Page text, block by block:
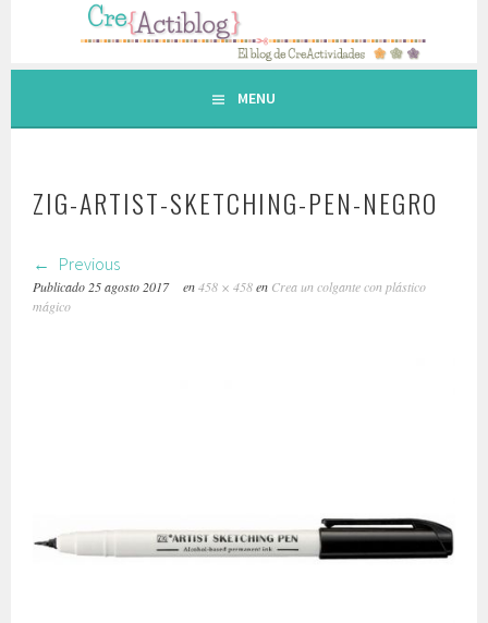
contenido.
MENU
ZIG-ARTIST-SKETCHING-PEN-NEGRO
Previous
Publicado 25 agosto 2017 en458 × 458en Crea un colgante con plástico
mágico